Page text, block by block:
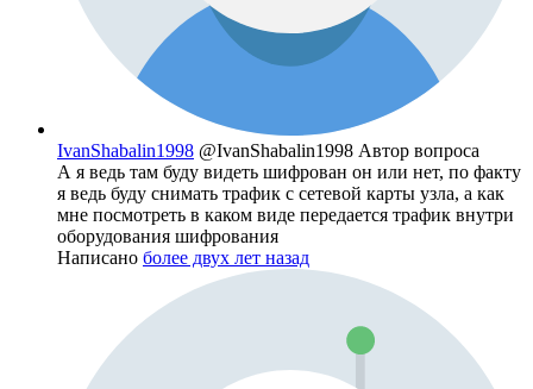
IvanShabalin1998 @IvanShabalin1998 Автор вопроса
А я ведь там буду видеть шифрован он или нет, по факту
я ведь буду снимать трафик с сетевой карты узла, а как
мне посмотреть в каком виде передается трафик внутри
оборудования шифрования
Написано более двух лет назад